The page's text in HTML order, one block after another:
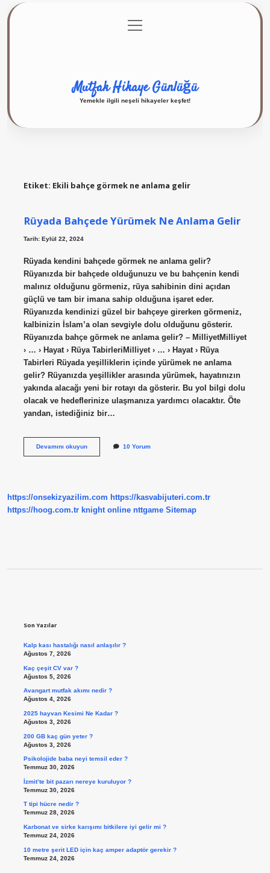
Gizlilik Politikası
menüyü
aç
Mutfak Hikaye Günlüğü
Yemekle ilgili neşeli hikayeler keşfet!
Etiket: Ekili bahçe görmek ne anlama gelir
Rüyada Bahçede Yürümek Ne Anlama Gelir
Tarih: Eylül 22, 2024
Rüyada kendini bahçede görmek ne anlama gelir?
Rüyanızda bir bahçede olduğunuzu ve bu bahçenin kendi
malınız olduğunu görmeniz, rüya sahibinin dini açıdan
güçlü ve tam bir imana sahip olduğuna işaret eder.
Rüyanızda kendinizi güzel bir bahçeye girerken görmeniz,
kalbinizin İslam’a olan sevgiyle dolu olduğunu gösterir.
Rüyanızda bahçe görmek ne anlama gelir? – MilliyetMilliyet
› … › Hayat › Rüya TabirleriMilliyet › … › Hayat › Rüya
Tabirleri Rüyada yeşilliklerin içinde yürümek ne anlama
gelir? Rüyanızda yeşillikler arasında yürümek, hayatınızın
yakında alacağı yeni bir rotayı da gösterir. Bu yol bilgi dolu
olacak ve hedeflerinize ulaşmanıza yardımcı olacaktır. Öte
yandan, istediğiniz bir…
Devamını okuyunRüyada
10 Yorum
https://onsekizyazilim.com https://kasvabijuteri.com.tr
https://hoog.com.tr knight online nttgame Sitemap
Son Yazılar
Kalp kası hastalığı nasıl anlaşılır ?
Ağustos 7, 2026
Kaç çeşit CV var ?
Ağustos 5, 2026
Avangart mutfak akımı nedir ?
Ağustos 4, 2026
2025 hayvan Kesimi Ne Kadar ?
Ağustos 3, 2026
200 GB kaç gün yeter ?
Ağustos 3, 2026
Psikolojide baba neyi temsil eder ?
Temmuz 30, 2026
İzmit’te bit pazarı nereye kuruluyor ?
Temmuz 30, 2026
T tipi hücre nedir ?
Temmuz 28, 2026
Karbonat ve sirke karışımı bitkilere iyi gelir mi ?
Temmuz 24, 2026
10 metre şerit LED için kaç amper adaptör gerekir ?
Temmuz 24, 2026